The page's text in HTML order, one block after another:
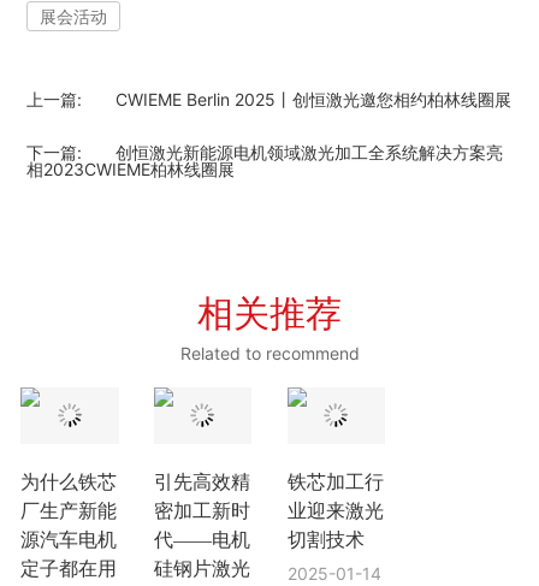
展会活动
上一篇: CWIEME Berlin 2025丨创恒激光邀您相约柏林线圈展
下一篇:
创恒激光新能源电机领域激光加工全系统解决方案亮
相2023CWIEME柏林线圈展
相关推荐
Related to recommend
为什么铁芯
厂生产新能
源汽车电机
定子都在用
引先高效精
密加工新时
代——电机
硅钢片激光
铁芯加工行
业迎来激光
切割技术
2025-01-14